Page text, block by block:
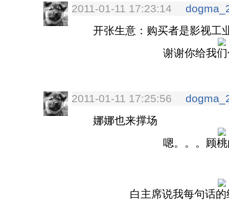
2011-01-11 17:23:14
开张生意：购买者是影视工
谢谢你给我
2011-01-11 17:25:56
娜娜也来撑场
嗯。。。顾
白主席说我每句话